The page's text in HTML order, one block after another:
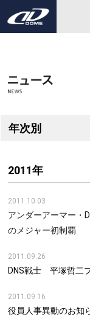
年次別
2011年
2011.10.03
アンダーアーマー・
のメジャー初制覇
2011.09.26
DNS戦士 平塚哲二
2011.09.16
役員人事異動のお知